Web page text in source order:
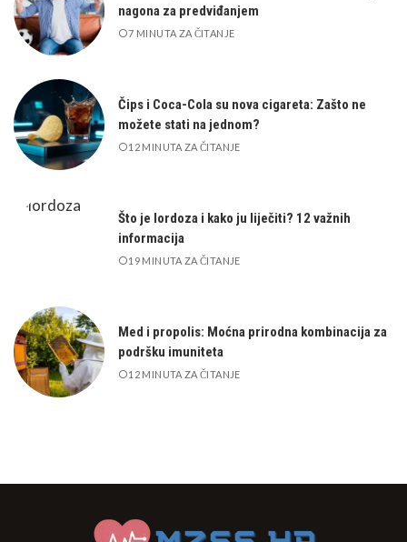
nagona za predviđanjem
7 MINUTA ZA ČITANJE
Čips i Coca-Cola su nova cigareta: Zašto ne
možete stati na jednom?
12 MINUTA ZA ČITANJE
Što je lordoza i kako ju liječiti? 12 važnih
informacija
19 MINUTA ZA ČITANJE
Med i propolis: Moćna prirodna kombinacija za
podršku imuniteta
12 MINUTA ZA ČITANJE